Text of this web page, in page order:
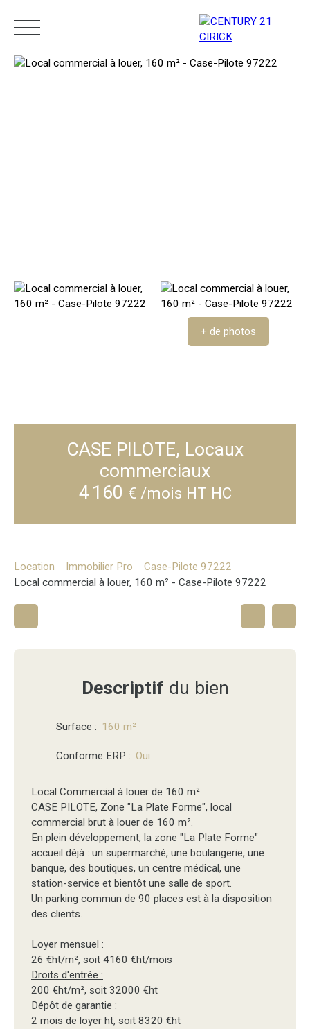
+ de photos
CASE PILOTE, Locaux
commerciaux
4 160 € /mois HT HC
Location Immobilier Pro
Case-Pilote 97222
Local commercial à louer, 160 m² - Case-Pilote 97222
Descriptif du bien
Surface : 160 m²
Conforme ERP : Oui
Local Commercial à louer de 160 m²
CASE PILOTE, Zone "La Plate Forme", local
commercial brut à louer de 160 m².
En plein développement, la zone "La Plate Forme"
accueil déjà : un supermarché, une boulangerie, une
banque, des boutiques, un centre médical, une
station-service et bientôt une salle de sport.
Un parking commun de 90 places est à la disposition
des clients.
Loyer mensuel :
26 €ht/m², soit 4160 €ht/mois
Droits d'entrée :
200 €ht/m², soit 32000 €ht
Dépôt de garantie :
2 mois de loyer ht, soit 8320 €ht